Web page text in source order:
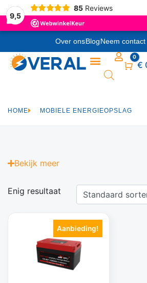
9,5
85 Reviews
Over onsBlogNeem
0
€
HOME MOBIELE ENERGIEOPSLAG
Bekijk meer
Enig resultaat
Aanbieding!